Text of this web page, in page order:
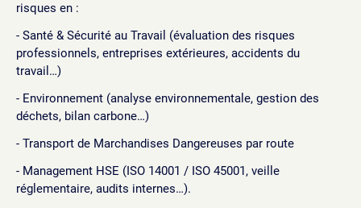
risques en :
- Santé & Sécurité au Travail (évaluation des risques
professionnels, entreprises extérieures, accidents du
travail…)
- Environnement (analyse environnementale, gestion des
déchets, bilan carbone…)
- Transport de Marchandises Dangereuses par route
- Management HSE (ISO 14001 / ISO 45001, veille
réglementaire, audits internes…).